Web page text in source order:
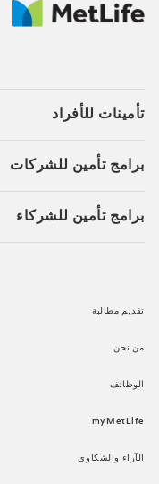
تأمينات للأفراد ​
برامج تأمين للشركات​
برامج تأمين للشركاء​
تقديم مطالبة​
من نحن​
الوظائف​
myMetLife​
الآراء والشكاوى​